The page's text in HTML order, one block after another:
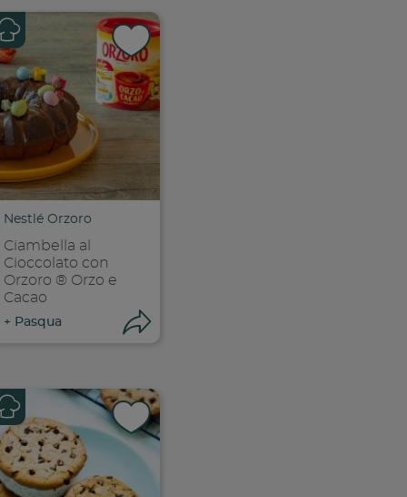
su facebook
link
Condividi su
Copia link
condivisione
Nestlé Orzoro
Ciambella al
Cioccolato con
Orzoro ® Orzo e
Cacao
+ Pasqua